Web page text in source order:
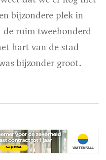
bijzondere plek in
ruim tweehonderd
hart van de stad
bijzonder groot.